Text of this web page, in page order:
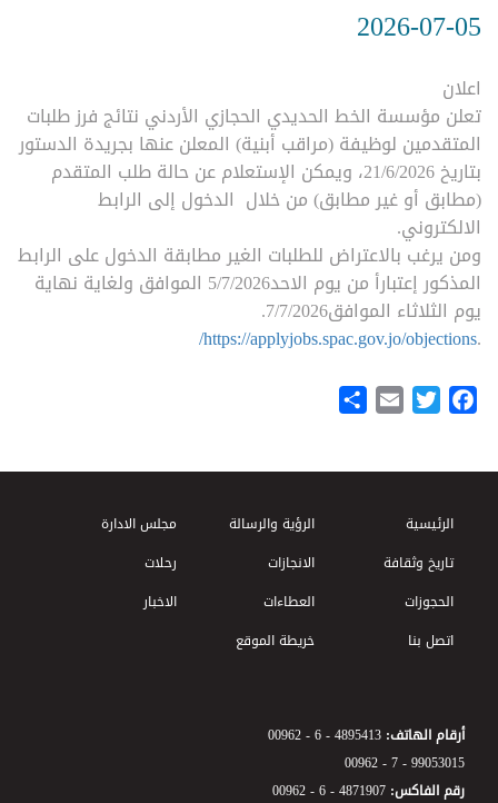
2026-07-05
اعلان
تعلن مؤسسة الخط الحديدي الحجازي الأردني نتائج فرز طلبات
المتقدمين لوظيفة (مراقب أبنية) المعلن عنها بجريدة الدستور
بتاريخ 21/6/2026، ويمكن الإستعلام عن حالة طلب المتقدم
(مطابق أو غير مطابق) من خلال الدخول إلى الرابط
الالكتروني.
ومن يرغب بالاعتراض للطلبات الغير مطابقة الدخول على الرابط
المذكور إعتبارأ من يوم الاحد5/7/2026 الموافق ولغاية نهاية
يوم الثلاثاء الموافق7/7/2026.
.
https://applyjobs.spac.gov.jo/objections/
Facebook
Twitter
Email
Footer Menu
الرئيسية الرؤية والرسالة
مجلس الادارة
تاريخ وثقافة
الانجازات
رحلات
الحجوزات
العطاءات
الاخبار
اتصل بنا
خريطة الموقع
أرقام الهاتف: 00962 - 6 - 4895413
00962 - 7 - 99053015
رقم الفاكس: 00962 - 6 - 4871907